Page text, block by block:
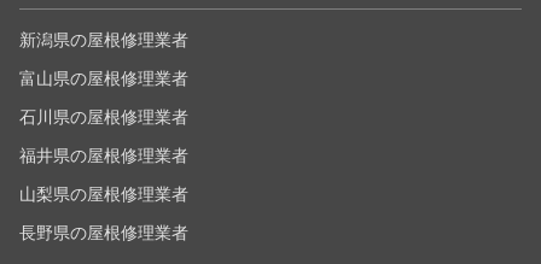
新潟県の屋根修理業者
富山県の屋根修理業者
石川県の屋根修理業者
福井県の屋根修理業者
山梨県の屋根修理業者
長野県の屋根修理業者